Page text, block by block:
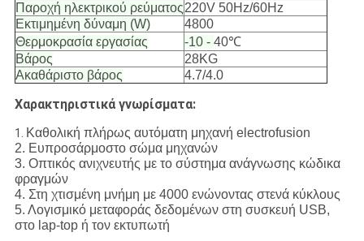
Παροχή ηλεκτρικού ρεύματος220V 50Hz/60Hz
Εκτιμημένη δύναμη (W)
4800
Θερμοκρασία εργασίας
-10 - 40℃
Βάρος
28KG
Ακαθάριστο βάρος
4.7/4.0
Χαρακτηριστικά γνωρίσματα:
1. Καθολική πλήρως αυτόματη μηχανή electrofusion
2. Ευπροσάρμοστο σώμα μηχανών
3. Οπτικός ανιχνευτής με το σύστημα ανάγνωσης κώδικα
φραγμών
4. Στη χτισμένη μνήμη με 4000 ενώνοντας στενά κύκλους
5. Λογισμικό μεταφοράς δεδομένων στη συσκευή USB,
στο lap-top ή τον εκτυπωτή